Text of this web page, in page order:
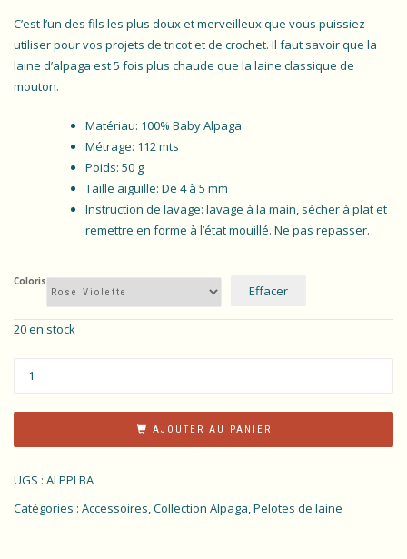
C’est l’un des fils les plus doux et merveilleux que vous puissiez
utiliser pour vos projets de tricot et de crochet. Il faut savoir que la
laine d’alpaga est 5 fois plus chaude que la laine classique de
mouton.
Matériau: 100% Baby Alpaga
Métrage: 112 mts
Poids: 50 g
Taille aiguille: De 4 à 5 mm
Instruction de lavage: lavage à la main, sécher à plat et
remettre en forme à l’état mouillé. Ne pas repasser.
Coloris
Effacer
20 en stock
AJOUTER AU PANIER
UGS : ALPPLBA
Catégories : Accessoires,Collection Alpaga,Pelotes de laine